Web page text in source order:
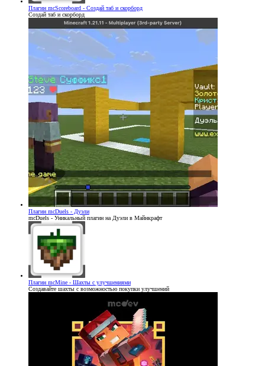
Плагин mcScoreboard - Создай таб и скорборд
Создай таб и скорборд
Плагин mcDuels - Дуэли
mcDuels - Уникальный плагин на Дуэли в Майнкрафт
Плагин mcMine - Шахты с улучшениями
Создавайте шахты с возможностью покупки улучшений